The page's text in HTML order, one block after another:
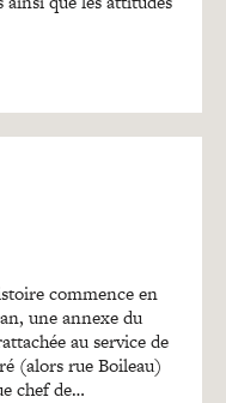
commence en
une annexe du
au service de
(alors rue Boileau)
chef de…